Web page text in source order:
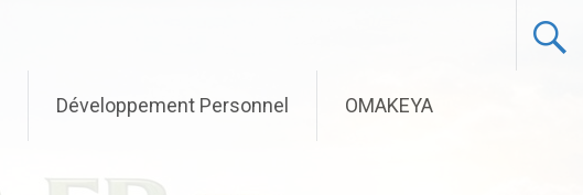
Développement Personnel OMAKEYA